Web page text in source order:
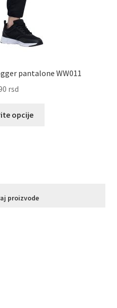
pantalone WW011
rsd
opcije
proizvode